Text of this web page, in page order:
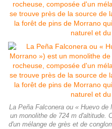
La Peña Falconera ou « Huevo
un monolithe de 724 m d'altitude.
d'un mélange de grès et de